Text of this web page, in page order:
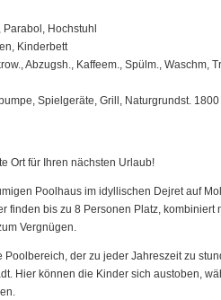
Hochstuhl
Kinderbett
Abzugsh., Kaffeem., Spülm., Waschm,
Spielgeräte, Grill, Naturgrundst.
Ort für Ihren nächsten Urlaub!
Poolhaus im idyllischen Dejret auf
bis zu 8 Personen Platz, kombiniert
Vergnügen.
der zu jeder Jahreszeit zu
Hier können die Kinder sich austoben,